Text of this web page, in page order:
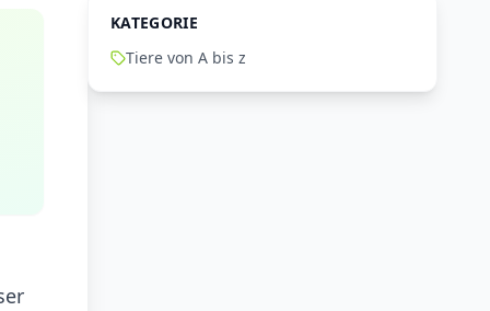
KATEGORIE
Tiere von A bis z